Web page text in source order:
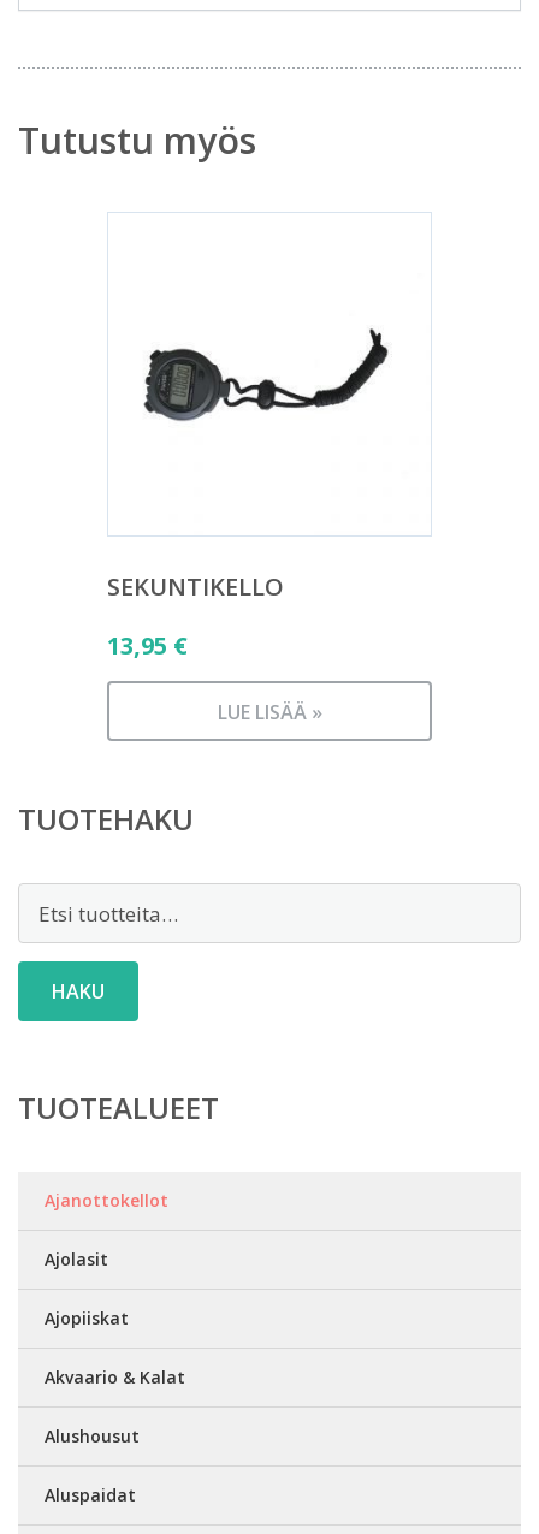
Tutustu myös
SEKUNTIKELLO
13,95 €
LUE LISÄÄ »
TUOTEHAKU
HAKU
TUOTEALUEET
Ajanottokellot
Ajolasit
Ajopiiskat
Akvaario & Kalat
Alushousut
Aluspaidat